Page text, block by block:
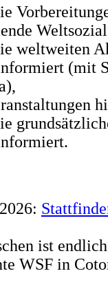
weltweiten
(mit
ist
WSF in